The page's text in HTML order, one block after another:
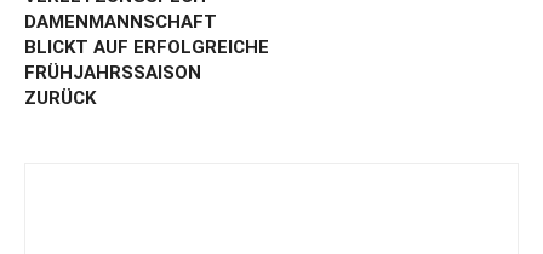
DAMENMANNSCHAFT
BLICKT AUF ERFOLGREICHE
FRÜHJAHRSSAISON
ZURÜCK